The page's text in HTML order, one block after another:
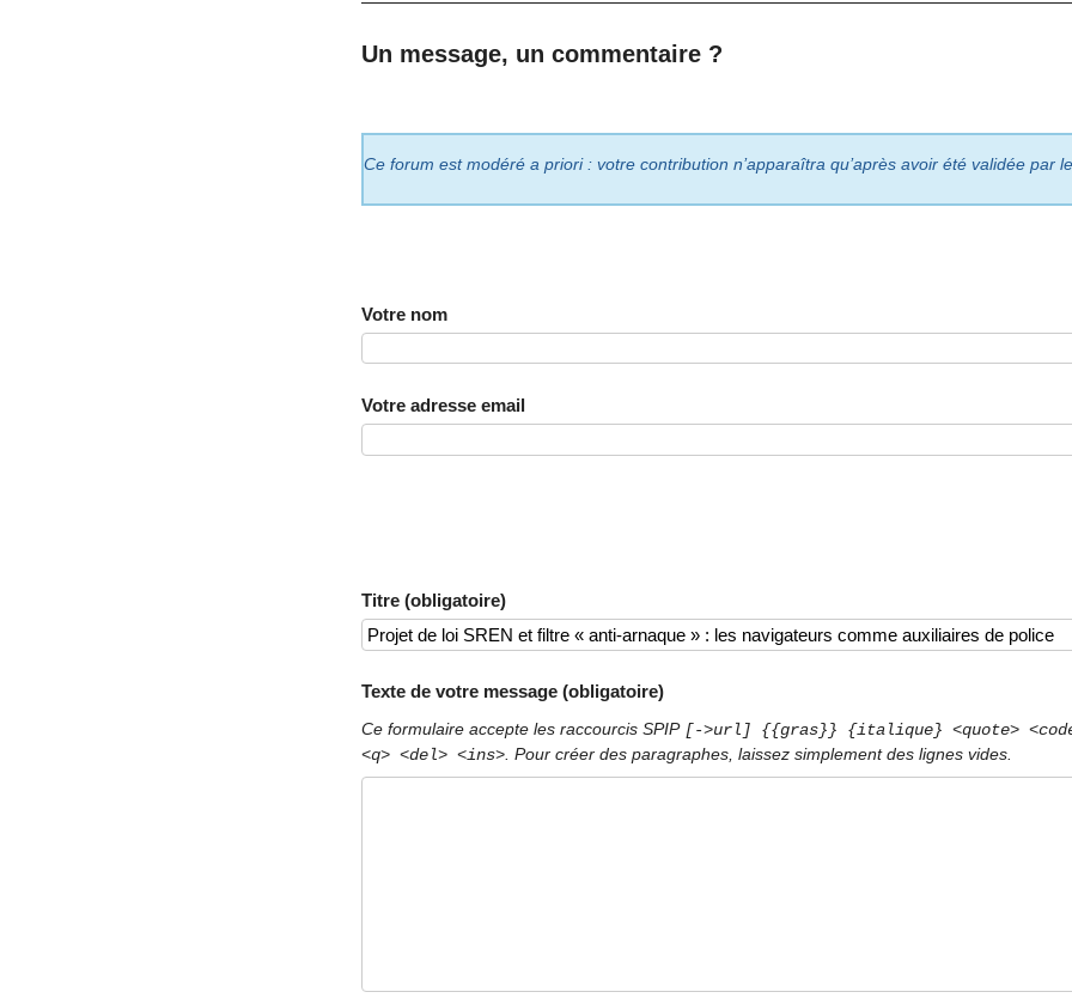
Un message, un commentaire ?
Ce forum est modéré a priori : votre contribution n’apparaîtra qu’après avoir été validée par
Votre nom
Votre adresse email
Titre (obligatoire)
Texte de votre message (obligatoire)
Ce formulaire accepte les raccourcis SPIP [->url] {{gras}} {italique} <quote>
<q> <del> <ins>. Pour créer des paragraphes, laissez simplement des lignes vides.